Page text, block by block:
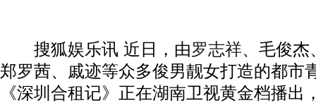
搜狐娱乐讯 近日，由罗志祥、毛俊杰
郑罗茜、戚迹等众多俊男靓女打造的都市
《深圳合租记》正在湖南卫视黄金档播出